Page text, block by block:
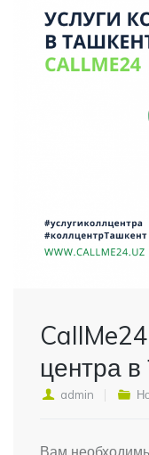
центра
admin
Вам